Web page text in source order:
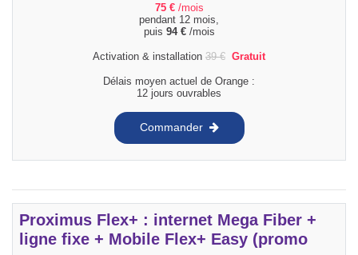
75 € /mois
pendant 12 mois,
puis 94 €/mois
Activation & installation 39€ Gratuit
Délais moyen actuel de Orange :
12 jours ouvrables
Commander
Proximus Flex+ : internet Mega Fiber +
ligne fixe + Mobile Flex+ Easy (promo